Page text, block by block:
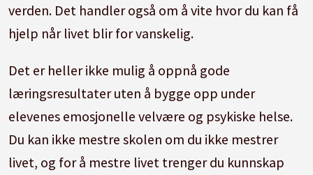
verden. Det handler også om å vite hvor du kan få
hjelp når livet blir for vanskelig.
Det er heller ikke mulig å oppnå gode
læringsresultater uten å bygge opp under
elevenes emosjonelle velvære og psykiske helse.
Du kan ikke mestre skolen om du ikke mestrer
livet, og for å mestre livet trenger du kunnskap